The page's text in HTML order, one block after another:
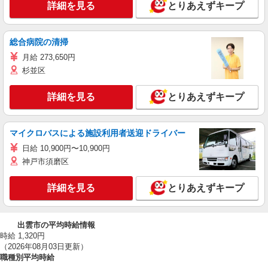
詳細を見る とりあえずキープ
総合病院の清掃
月給 273,650円
杉並区
詳細を見る とりあえずキープ
マイクロバスによる施設利用者送迎ドライバー
日給 10,900円〜10,900円
神戸市須磨区
詳細を見る とりあえずキープ
出雲市の平均時給情報
時給 1,320円
（2026年08月03日更新）
職種別平均時給